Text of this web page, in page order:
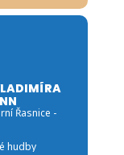
Řasnice -
hudby